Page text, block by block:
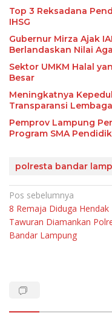
Top 3 Reksadana
IHSG
Gubernur Mirza Ajak
Berlandaskan Nilai
Sektor UMKM Halal
Besar
Meningkatnya
Transparansi
Pemprov Lampung
Program SMA
polresta bandar
Navigasi
pos
Pos sebelumnya
8 Remaja Diduga Hendak
Tawuran Diamankan
Bandar Lampung